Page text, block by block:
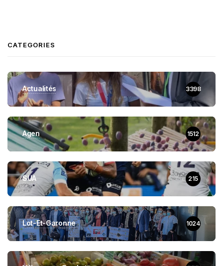
CATEGORIES
Actualités 3398
Agen 1512
SUA 215
Lot-Et-Garonne 1024